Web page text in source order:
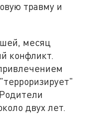
травму и
месяц
конфликт.
двух лет.